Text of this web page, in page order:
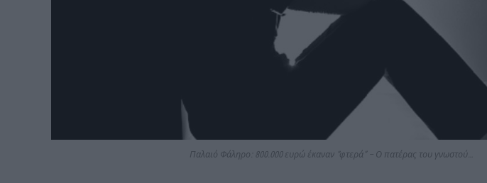
Παλαιό Φάληρο: 800.000 ευρώ έκαναν “φτερά” – Ο πατέρας του γνωστού…